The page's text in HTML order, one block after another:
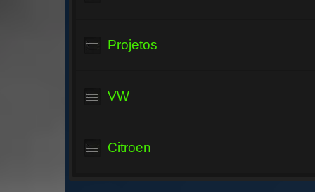
Projetos
VW
Citroen